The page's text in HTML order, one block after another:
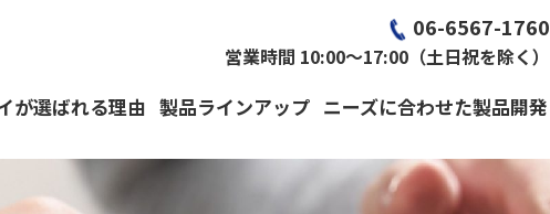
06-6567-1760
営業時間 10:00～17:00（土日祝を除く）
が選ばれる理由 製品ラインアップ ニーズに合わせた製品開発